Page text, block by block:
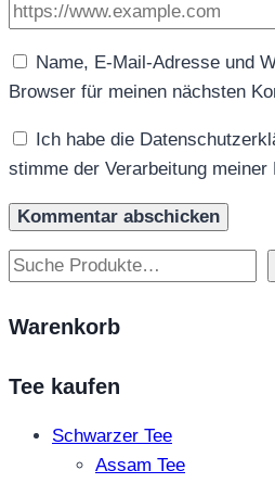
Name, E-Mail-Adresse und
Browser für meinen nächsten
Ich habe die
stimme der Verarbeitung meiner
Suchen
Warenkorb
Tee kaufen
Schwarzer Tee
Assam Tee